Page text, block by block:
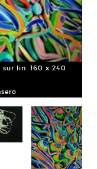
sur lin. 160 x 240